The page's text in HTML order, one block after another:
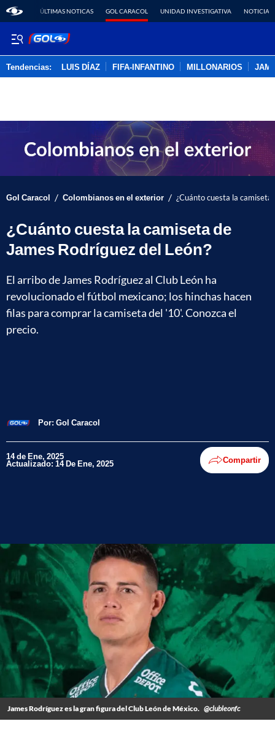
ÚLTIMAS NOTICAS GOL CARACOL UNIDAD INVESTIGATIVA NOTICIAS
Tendencias: LUIS DÍAZ FIFA-INFANTINO MILLONARIOS
Gol Caracol / Colombianos en el exterior / ¿Cuánto cuesta la camiseta
¿Cuánto cuesta la camiseta de
James Rodríguez del León?
El arribo de James Rodríguez al Club León ha
revolucionado el fútbol mexicano; los hinchas hacen
filas para comprar la camiseta del '10'. Conozca el
precio.
Por: Gol Caracol
14 de Ene, 2025
Actualizado: 14 De Ene, 2025 Compartir
James Rodríguez es la gran figura del Club León de México. @clubleonfc